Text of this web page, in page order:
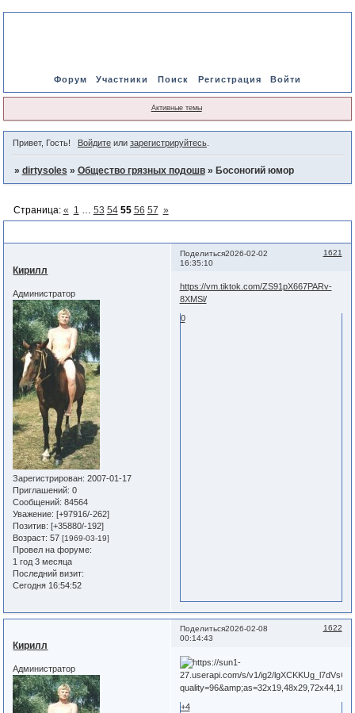
Форум Участники Поиск Регистрация Войти
Активные темы
Привет, Гость! Войдитеили зарегистрируйтесь.
» dirtysoles » Общество грязных подошв » Босоногий юмор
Страница: « 1 … 53 54 55 56 57 »
Поделиться 1621
2026-02-02
16:35:10
Кирилл
Администратор
Зарегистрирован: 2007-01-17
Приглашений: 0
Сообщений: 84564
Уважение: [+97916/-262]
Позитив: [+35880/-192]
Возраст: 57[1969-03-19]
Провел на форуме:
1 год 3 месяца
Последний визит:
Сегодня 16:54:52
https://vm.tiktok.com/ZS91pX667PARv-
8XMSl/
0
Поделиться 1622
2026-02-08
00:14:43
Кирилл
Администратор
+4